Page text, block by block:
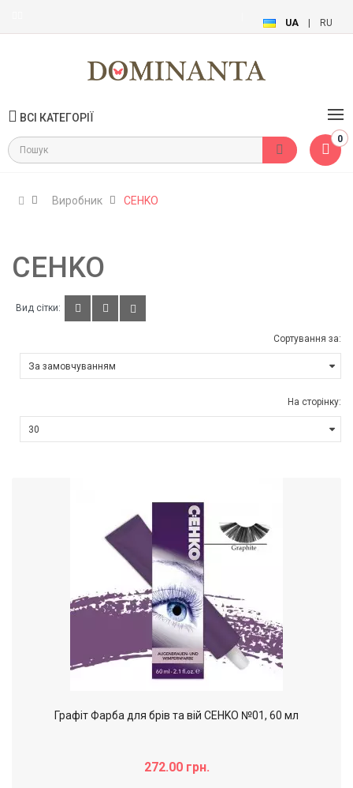
UA RU
ВСІ КАТЕГОРІЇ
0
Виробник CEHKO
CEHKO
Вид сітки:
Сортування за:
На сторінку:
Графіт Фарба для брів та вій CEHKO №01, 60 мл
272.00 грн.